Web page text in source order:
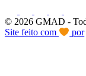
© 2026 GMAD -
Site feito com
por